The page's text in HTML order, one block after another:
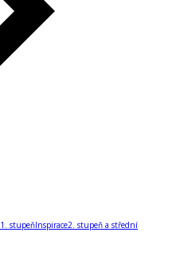
1. stupeňInspirace2. stupeň a střední